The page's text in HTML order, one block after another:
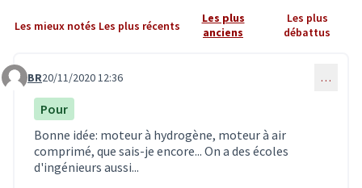
Les mieux notés Les plus récents
Les plus
anciens
Les plus
débattus
Commentaire 2239
BR20/11/2020 12:36 …
Pour
Bonne idée: moteur à hydrogène, moteur à air
comprimé, que sais-je encore... On a des écoles
d'ingénieurs aussi...